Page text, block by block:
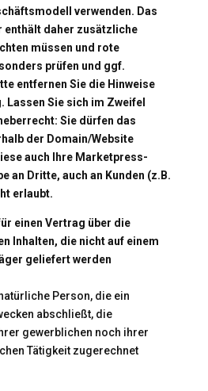
verwenden. Das
enthält daher zusätzliche
müssen und rote
prüfen und ggf.
entfernen Sie die Hinweise
Lassen Sie sich im Zweifel
Sie dürfen das
der Domain/Website
auch Ihre Marketpress-
an Dritte, auch an Kunden (z.B.
erlaubt.
einen Vertrag über die
Inhalten, die nicht auf einem
geliefert werden
Person, die ein
abschließt, die
gewerblichen noch ihrer
Tätigkeit zugerechnet